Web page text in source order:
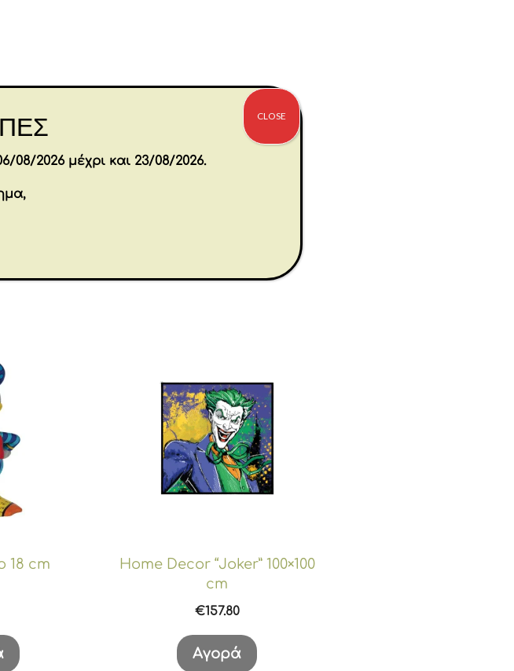
11.5 × 9.5 × 23 cm
18 cm
Home Decor “Joker” 100×100
cm
€157.80
Αγορά
08/2026 μέχρι και 23/08/2026.
CLOSE